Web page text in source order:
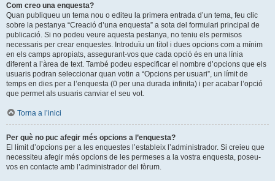
Com creo una enquesta?
Quan publiqueu un tema nou o editeu la primera entrada d’un tema, feu clic
sobre la pestanya “Creació d’una enquesta” a sota del formulari principal de
publicació. Si no podeu veure aquesta pestanya, no teniu els permisos
necessaris per crear enquestes. Introduïu un títol i dues opcions com a mínim
en els camps apropiats, assegurant-vos que cada opció és en una línia
diferent a l’àrea de text. També podeu especificar el nombre d’opcions que els
usuaris podran seleccionar quan votin a “Opcions per usuari”, un límit de
temps en dies per a l’enquesta (0 per una durada infinita) i per acabar l’opció
que permet als usuaris canviar el seu vot.
Torna a l’inici
Per què no puc afegir més opcions a l’enquesta?
El límit d’opcions per a les enquestes l’estableix l’administrador. Si creieu que
necessiteu afegir més opcions de les permeses a la vostra enquesta, poseu-
vos en contacte amb l’administrador del fòrum.